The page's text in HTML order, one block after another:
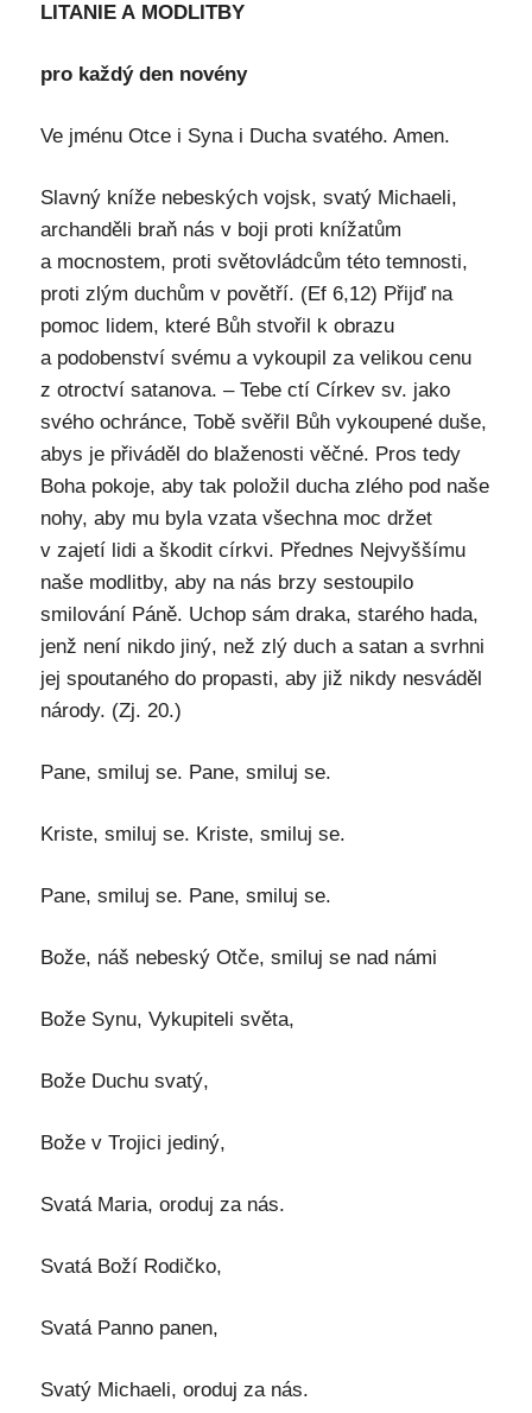
LITANIE A MODLITBY
pro každý den novény
Ve jménu Otce i Syna i Ducha svatého. Amen.
Slavný kníže nebeských vojsk, svatý Michaeli,
archanděli braň nás v boji proti knížatům
a mocnostem, proti světovládcům této temnosti,
proti zlým duchům v povětří. (Ef 6,12) Přijď na
pomoc lidem, které Bůh stvořil k obrazu
a podobenství svému a vykoupil za velikou cenu
z otroctví satanova. – Tebe ctí Církev sv. jako
svého ochránce, Tobě svěřil Bůh vykoupené duše,
abys je přiváděl do blaženosti věčné. Pros tedy
Boha pokoje, aby tak položil ducha zlého pod naše
nohy, aby mu byla vzata všechna moc držet
v zajetí lidi a škodit církvi. Přednes Nejvyššímu
naše modlitby, aby na nás brzy sestoupilo
smilování Páně. Uchop sám draka, starého hada,
jenž není nikdo jiný, než zlý duch a satan a svrhni
jej spoutaného do propasti, aby již nikdy nesváděl
národy. (Zj. 20.)
Pane, smiluj se. Pane, smiluj se.
Kriste, smiluj se. Kriste, smiluj se.
Pane, smiluj se. Pane, smiluj se.
Bože, náš nebeský Otče, smiluj se nad námi
Bože Synu, Vykupiteli světa,
Bože Duchu svatý,
Bože v Trojici jediný,
Svatá Maria, oroduj za nás.
Svatá Boží Rodičko,
Svatá Panno panen,
Svatý Michaeli, oroduj za nás.